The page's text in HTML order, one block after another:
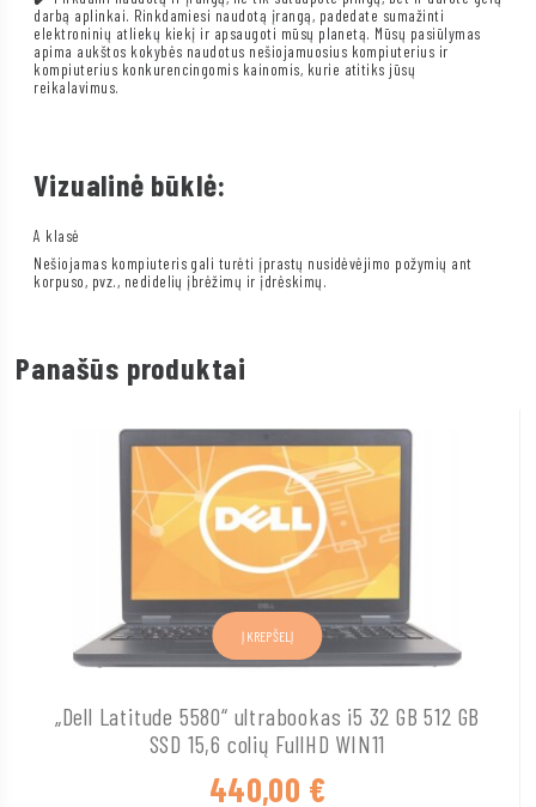
darbą aplinkai. Rinkdamiesi naudotą įrangą, padedate sumažinti
elektroninių atliekų kiekį ir apsaugoti mūsų planetą. Mūsų pasiūlymas
apima aukštos kokybės naudotus nešiojamuosius kompiuterius ir
kompiuterius konkurencingomis kainomis, kurie atitiks jūsų
reikalavimus.
Vizualinė būklė:
A klasė
Nešiojamas kompiuteris gali turėti įprastų nusidėvėjimo požymių ant
korpuso, pvz., nedidelių įbrėžimų ir įdrėskimų.
Panašūs produktai
„Dell Latitude 5580“ ultrabookas i5 32 GB 512 GB
SSD 15,6 colių FullHD WIN11
440,00 €
Į KREPŠELĮ